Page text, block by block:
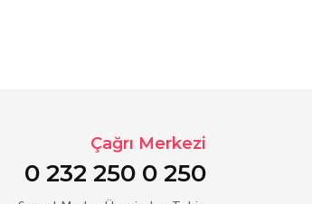
Çağrı Merkezi
0 232 250 0 250